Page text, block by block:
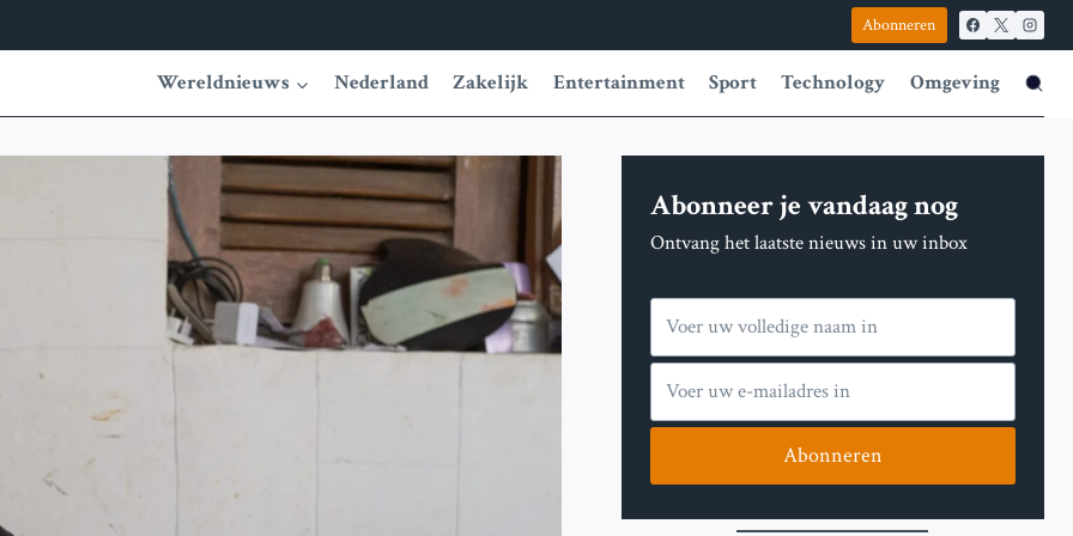
Abonneren
Wereldnieuws Nederland Zakelijk Entertainment Sport Technology Omgeving
Abonneer je vandaag nog
Ontvang het laatste nieuws in uw inbox
Abonneren